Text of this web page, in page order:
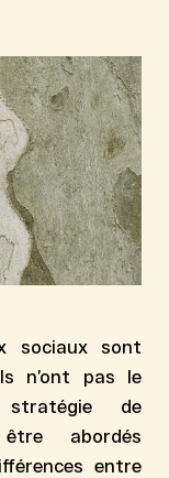
sociaux sont
n’ont pas le
de
abordés
entre